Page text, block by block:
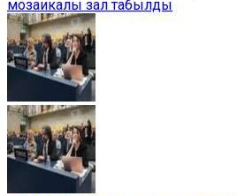
мозаикалы зал табылды